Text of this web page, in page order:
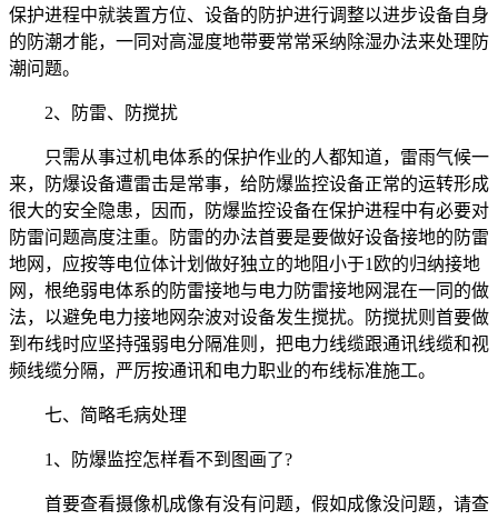
保护进程中就装置方位、设备的防护进行调整以进步设备自身
的防潮才能，一同对高湿度地带要常常采纳除湿办法来处理防
潮问题。
2、防雷、防搅扰
只需从事过机电体系的保护作业的人都知道，雷雨气候一
来，防爆设备遭雷击是常事，给防爆监控设备正常的运转形成
很大的安全隐患，因而，防爆监控设备在保护进程中有必要对
防雷问题高度注重。防雷的办法首要是要做好设备接地的防雷
地网，应按等电位体计划做好独立的地阻小于1欧的归纳接地
网，根绝弱电体系的防雷接地与电力防雷接地网混在一同的做
法，以避免电力接地网杂波对设备发生搅扰。防搅扰则首要做
到布线时应坚持强弱电分隔准则，把电力线缆跟通讯线缆和视
频线缆分隔，严厉按通讯和电力职业的布线标准施工。
七、简略毛病处理
1、防爆监控怎样看不到图画了?
首要查看摄像机成像有没有问题，假如成像没问题，请查